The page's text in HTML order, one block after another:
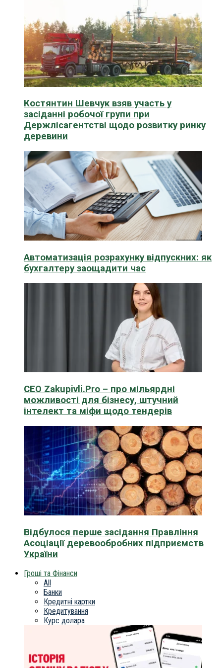
Костянтин Шевчук взяв участь у
засіданні робочої групи при
Держлісагентстві щодо розвитку ринку
деревини
Автоматизація розрахунку відпускних: як
бухгалтеру заощадити час
CEO Zakupivli.Pro – про мільярдні
можливості для бізнесу, штучний
інтелект та міфи щодо тендерів
Відбулося перше засідання Правління
Асоціації деревообробних підприємств
України
Гроші та Фінанси
All
Банки
Кредитні картки
Кредитування
Курс долара